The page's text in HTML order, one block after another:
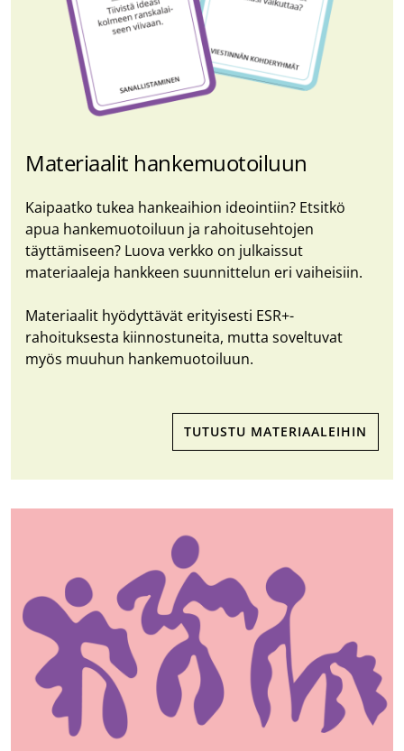
Materiaalit hankemuotoiluun
Kaipaatko tukea hankeaihion ideointiin? Etsitkö
apua hankemuotoiluun ja rahoitusehtojen
täyttämiseen? Luova verkko on julkaissut
materiaaleja hankkeen suunnittelun eri vaiheisiin.
Materiaalit hyödyttävät erityisesti ESR+-
rahoituksesta kiinnostuneita, mutta soveltuvat
myös muuhun hankemuotoiluun.
TUTUSTU MATERIAALEIHIN